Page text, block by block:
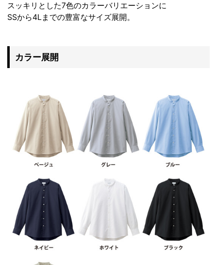
スッキリとした7色のカラーバリエーションに
SSから4Lまでの豊富なサイズ展開。
カラー展開